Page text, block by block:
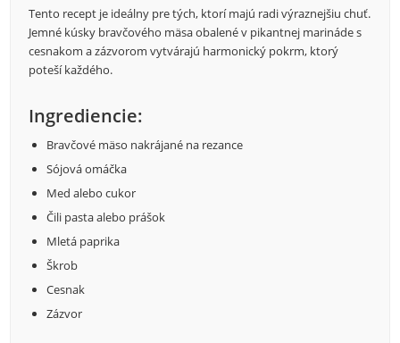
Tento recept je ideálny pre tých, ktorí majú radi výraznejšiu chuť.
Jemné kúsky bravčového mäsa obalené v pikantnej marináde s
cesnakom a zázvorom vytvárajú harmonický pokrm, ktorý
poteší každého.
Ingrediencie:
Bravčové mäso nakrájané na rezance
Sójová omáčka
Med alebo cukor
Čili pasta alebo prášok
Mletá paprika
Škrob
Cesnak
Zázvor